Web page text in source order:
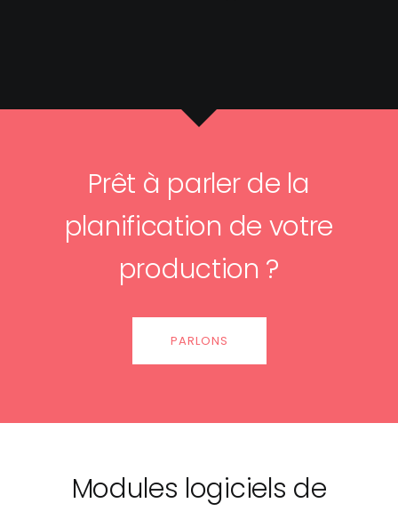
Prêt à parler de la
planification de votre
production ?
PARLONS
Modules logiciels de